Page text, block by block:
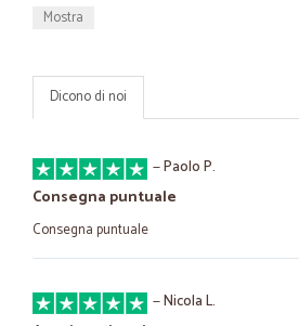
Mostra
Dicono di noi
—Paolo P.
Consegna puntuale
Consegna puntuale
—Nicola L.